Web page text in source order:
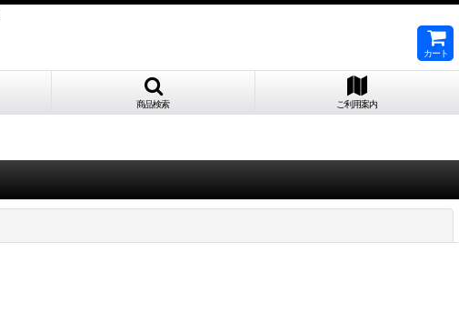
カート
商品検索 ご利用案内